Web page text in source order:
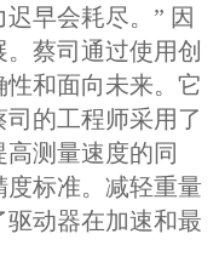
早会耗尽。” 因
蔡司通过使用创
和面向未来。它
的工程师采用了
测量速度的同
度标准。减轻重量
动器在加速和最